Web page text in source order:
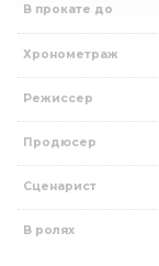
В прокате до
Хронометраж
Режиссер
Продюсер
Сценарист
В ролях